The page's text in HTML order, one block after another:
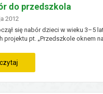
do przedszkola
2012
się nabór dzieci w wieku 3–5
projektu pt. „Przedszkole oknem
czytaj
nabór